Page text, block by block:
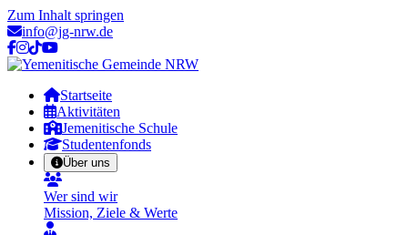
Zum Inhalt springen
info@jg-nrw.de
Startseite
Aktivitäten
Jemenitische Schule
Studentenfonds
Über uns
Wer sind wir
Mission, Ziele & Werte